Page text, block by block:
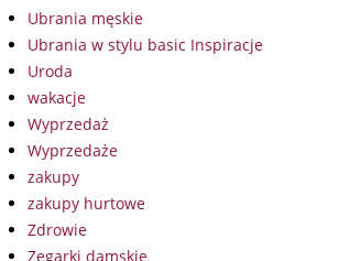
Ubrania męskie
Ubrania w stylu basic Inspiracje
Uroda
wakacje
Wyprzedaż
Wyprzedaże
zakupy
zakupy hurtowe
Zdrowie
Zegarki damskie